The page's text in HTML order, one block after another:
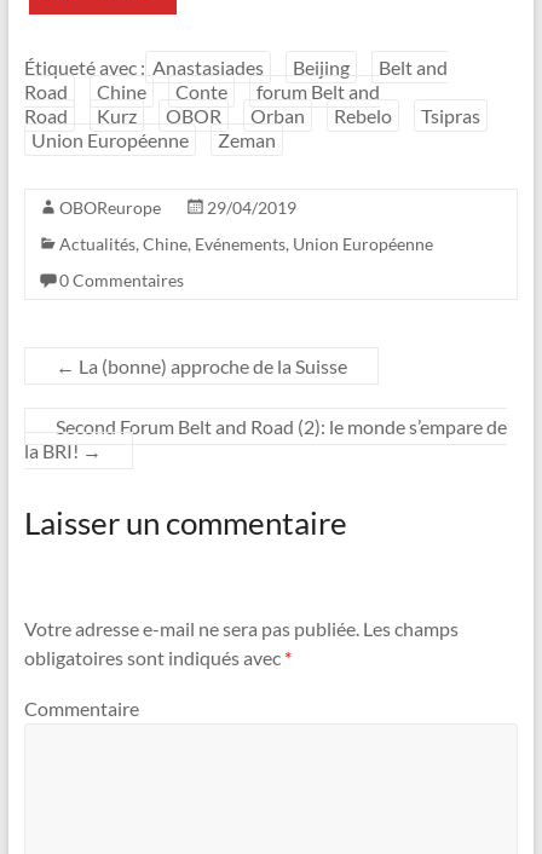
Étiqueté avec : Anastasiades Beijing
Belt and
Road
Chine Conte
forum Belt and
Road
Kurz OBOR Orban Rebelo
Tsipras
Union Européenne
Zeman
OBOReurope
29/04/2019
Actualités, Chine, Evénements, Union Européenne
0 Commentaires
← La (bonne) approche de la Suisse
Second Forum Belt and Road (2): le monde s’empare de
la BRI! →
Laisser un commentaire
Votre adresse e-mail ne sera pas publiée.Les champs
obligatoires sont indiqués avec *
Commentaire